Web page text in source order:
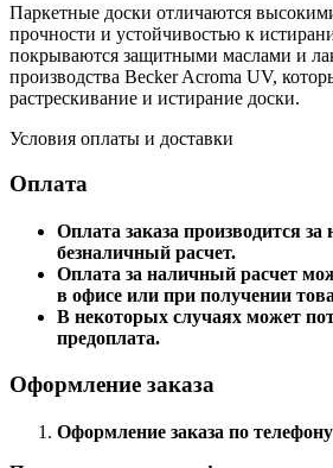
Паркетные доски отличаются
прочности и устойчивостью к
покрываются защитными маслами и
производства Becker Acroma UV,
растрескивание и истирание доски.
Условия оплаты и доставки
Оплата
Оплата заказа производится
безналичный расчет.
Оплата за наличный расчет
в офисе или при получении
В некоторых случаях может
предоплата.
Оформление заказа
Оформление заказа по телефону